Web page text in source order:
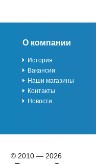
О компании
История
Вакансии
Наши магазины
Контакты
Новости
© 2010 — 2026